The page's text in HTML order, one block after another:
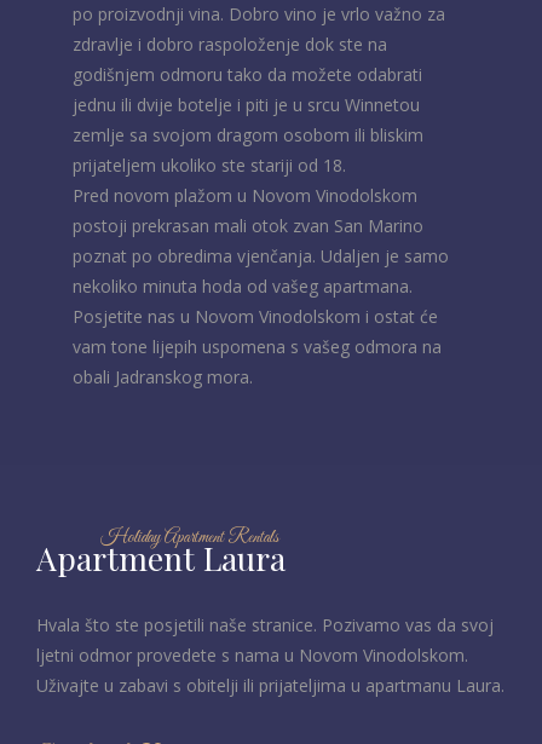
po proizvodnji vina. Dobro vino je vrlo važno za
zdravlje i dobro raspoloženje dok ste na
godišnjem odmoru tako da možete odabrati
jednu ili dvije botelje i piti je u srcu Winnetou
zemlje sa svojom dragom osobom ili bliskim
prijateljem ukoliko ste stariji od 18.
Pred novom plažom u Novom Vinodolskom
postoji prekrasan mali otok zvan San Marino
poznat po obredima vjenčanja. Udaljen je samo
nekoliko minuta hoda od vašeg apartmana.
Posjetite nas u Novom Vinodolskom i ostat će
vam tone lijepih uspomena s vašeg odmora na
obali Jadranskog mora.
Apartment Laura
Holiday Apartment Rentals
Hvala što ste posjetili naše stranice. Pozivamo vas da svoj
ljetni odmor provedete s nama u Novom Vinodolskom.
Uživajte u zabavi s obitelji ili prijateljima u apartmanu Laura.